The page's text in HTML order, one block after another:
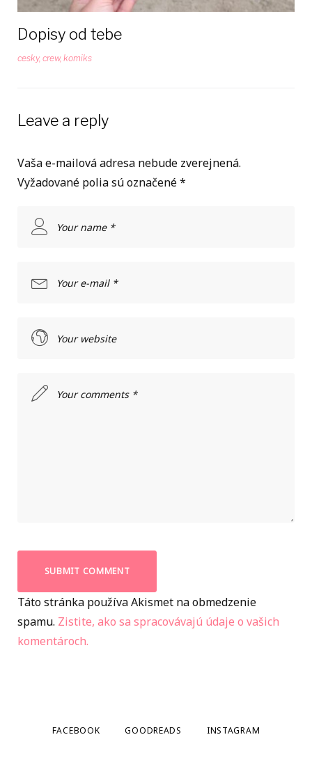
Dopisy od tebe
cesky, crew, komiks
Leave a reply
Vaša e-mailová adresa nebude zverejnená.
Vyžadované polia sú označené*
Táto stránka používa Akismet na obmedzenie
spamu. Zistite, ako sa spracovávajú údaje o vašich
komentároch.
FACEBOOK GOODREADS INSTAGRAM